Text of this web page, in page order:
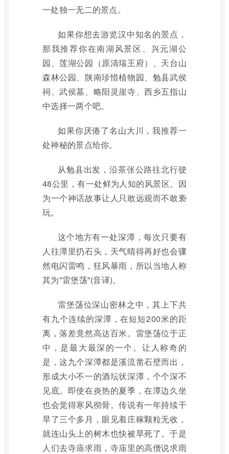
一处独一无二的景点。
如果你想去游览汉中知名的景点，
那我推荐你在南湖风景区、兴元湖公
园、莲湖公园（原清瑞王府）、天台山
森林公园、陕南珍惜植物园、勉县武侯
祠、武侯墓、略阳灵崖寺、西乡五指山
中选择一两个吧。
如果你厌倦了名山大川，我推荐一
处神秘的景点给你。
从勉县出发，沿茶张公路往北行驶
48公里，有一处鲜为人知的风景区。因
为一个神话故事让人只敢远观而不敢亵
玩。
这个地方有一处深潭，每次只要有
人往潭里扔石头，天气晴得再好也会骤
然电闪雷鸣，狂风暴雨，所以当地人称
其为"雷堡荡"(音译)。
雷堡荡位深山密林之中，其上下共
有九个连续的深潭，在短短200米的距
离，落差竟然高达百米。雷堡荡位于正
中，是最大最深的一个。让人称奇的
是，这九个深潭都是溪流凿石壁而出，
形成大小不一的酒坛状深潭，个个深不
见底。即使在炎热的夏季，在潭边久坐
也会觉得寒风彻骨。传说有一年持续干
旱了三个多月，眼见着庄稼颗粒无收，
就连山头上的树木也快被旱死了。于是
人们去寺庙求雨，寺庙里的高僧说求雨